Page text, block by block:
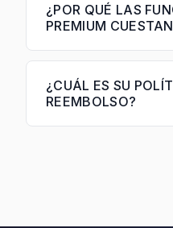
¿POR QUÉ LAS
PREMIUM
¿CUÁL ES SU
REEMBOLSO?